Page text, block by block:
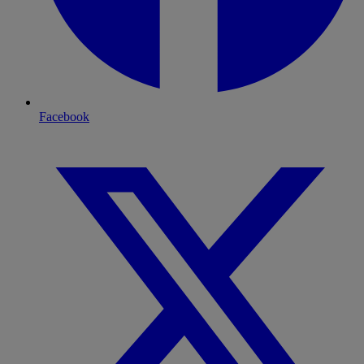
Facebook